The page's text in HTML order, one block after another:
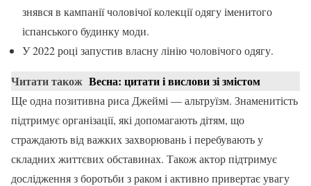
знявся в кампанії чоловічої колекції одягу іменитого
іспанського будинку моди.
У 2022 році запустив власну лінію чоловічого одягу.
Читати також Весна: цитати і вислови зі змістом
Ще одна позитивна риса Джеймі — альтруїзм. Знаменитість
підтримує організації, які допомагають дітям, що
страждають від важких захворювань і перебувають у
складних життєвих обставинах. Також актор підтримує
дослідження з боротьби з раком і активно привертає увагу